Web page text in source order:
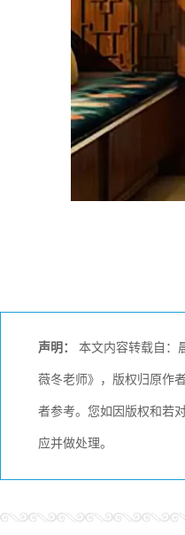
声明： 本文内容转载自：
薇冬老师》，版权归原作
者参考。您如因版权和若
应并做处理。